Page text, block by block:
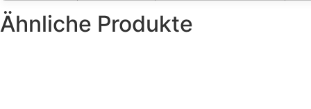
Ähnliche Produkte